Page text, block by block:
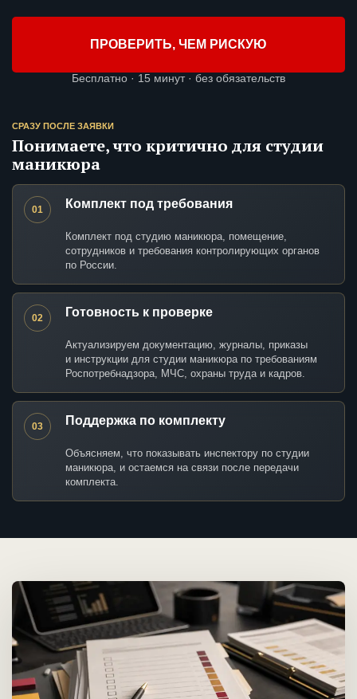
ПРОВЕРИТЬ, ЧЕМ РИСКУЮ
Бесплатно · 15 минут · без обязательств
СРАЗУ ПОСЛЕ ЗАЯВКИ
Понимаете, что критично для студии
маникюра
01 Комплект под требования
Комплект под студию маникюра, помещение,
сотрудников и требования контролирующих органов
по России.
02 Готовность к проверке
Актуализируем документацию, журналы, приказы
и инструкции для студии маникюра по требованиям
Роспотребнадзора, МЧС, охраны труда и кадров.
03 Поддержка по комплекту
Объясняем, что показывать инспектору по студии
маникюра, и остаемся на связи после передачи
комплекта.